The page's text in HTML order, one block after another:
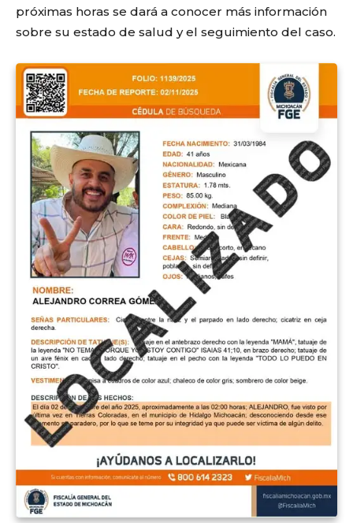
próximas horas se dará a conocer más información
sobre su estado de salud y el seguimiento del caso.